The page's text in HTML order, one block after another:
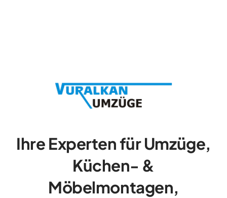
Ihre Experten für Umzüge,
Küchen- &
Möbelmontagen,